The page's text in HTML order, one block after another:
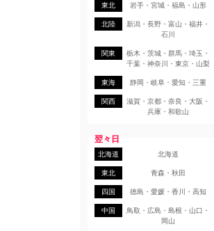
東北 岩手・宮城・福島・山形
北陸
新潟・長野・富山・福井・
石川
関東
栃木・茨城・群馬・埼玉・
千葉・神奈川・東京・山梨
東海 静岡・岐阜・愛知・三重
関西
滋賀・京都・奈良・大阪・
兵庫・和歌山
翌々日
北海道 北海道
東北 青森・秋田
四国 徳島・愛媛・香川・高知
中国
鳥取・広島・島根・山口・
岡山